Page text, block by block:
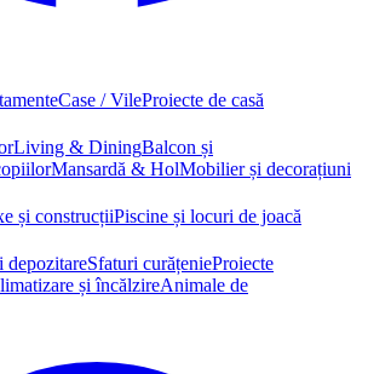
Case / VileProiecte de casă
Living & DiningBalcon și
Mansardă & HolMobilier și decorațiuni
și construcțiiPiscine și locuri de joacă
depozitareSfaturi curățenieProiecte
și încălzireAnimale de